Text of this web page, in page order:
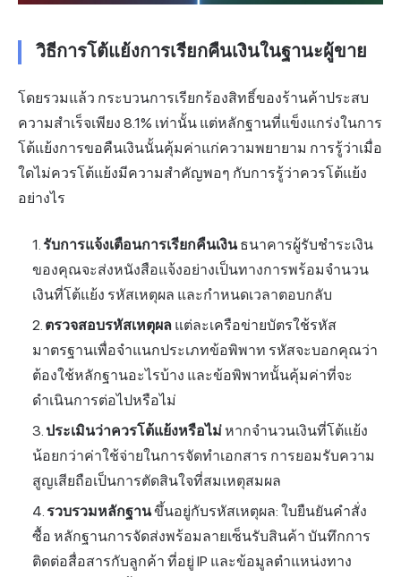
วิธีการโต้แย้งการเรียกคืนเงินในฐานะผู้ขาย
โดยรวมแล้ว กระบวนการเรียกร้องสิทธิ์ของร้านค้าประสบ
ความสำเร็จเพียง 8.1% เท่านั้น แต่หลักฐานที่แข็งแกร่งในการ
โต้แย้งการขอคืนเงินนั้นคุ้มค่าแก่ความพยายาม การรู้ว่าเมื่อ
ใดไม่ควรโต้แย้งมีความสำคัญพอๆ กับการรู้ว่าควรโต้แย้ง
อย่างไร
รับการแจ้งเตือนการเรียกคืนเงินธนาคารผู้รับชำระเงิน
ของคุณจะส่งหนังสือแจ้งอย่างเป็นทางการพร้อมจำนวน
เงินที่โต้แย้ง รหัสเหตุผล และกำหนดเวลาตอบกลับ
ตรวจสอบรหัสเหตุผล แต่ละเครือข่ายบัตรใช้รหัส
มาตรฐานเพื่อจำแนกประเภทข้อพิพาท รหัสจะบอกคุณว่า
ต้องใช้หลักฐานอะไรบ้าง และข้อพิพาทนั้นคุ้มค่าที่จะ
ดำเนินการต่อไปหรือไม่
ประเมินว่าควรโต้แย้งหรือไม่หากจำนวนเงินที่โต้แย้ง
น้อยกว่าค่าใช้จ่ายในการจัดทำเอกสาร การยอมรับความ
สูญเสียถือเป็นการตัดสินใจที่สมเหตุสมผล
รวบรวมหลักฐานขึ้นอยู่กับรหัสเหตุผล: ใบยืนยันคำสั่ง
ซื้อ หลักฐานการจัดส่งพร้อมลายเซ็นรับสินค้า บันทึกการ
ติดต่อสื่อสารกับลูกค้า ที่อยู่ IP และข้อมูลตำแหน่งทาง